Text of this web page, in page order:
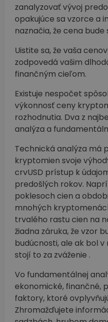
zanalyzovať vývoj
opakujúce sa vzorce a
naznačia, že cena
Uistite sa, že vaša
zodpovedá vašim
finančným cieľom.
Existuje nespočet
výkonnosť ceny
rozhodnutia. Dva z
analýza a
Technická analýza má
kryptomien svoje
crvUSD prístup k
predošlých rokov.
poklesoch cien a
mnohých
trvalého rastu cien na
žiadna záruka, že vzor
budúcnosti, ale ak bol
stojí to za zváženie .
Vo fundamentálnej
ekonomické, finančné,
faktory, ktoré
Zhromažďujete